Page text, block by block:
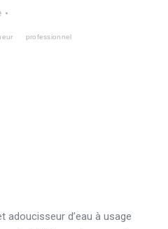
professionnel
d’eau à usage